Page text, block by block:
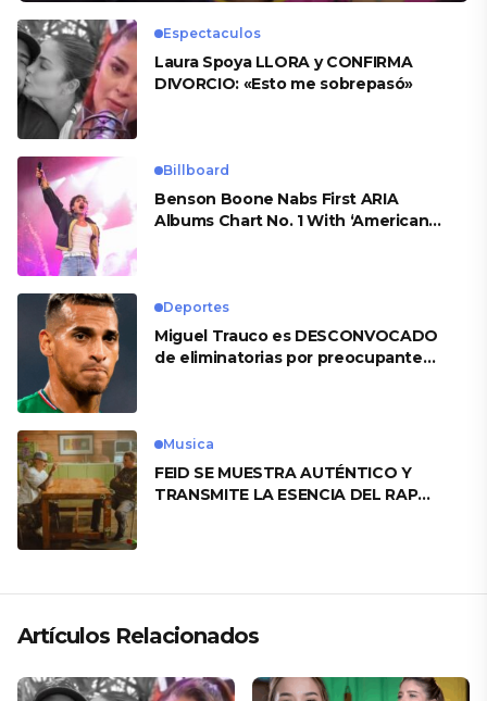
Espectaculos
Laura Spoya LLORA y CONFIRMA
DIVORCIO: «Esto me sobrepasó»
Billboard
Benson Boone Nabs First ARIA
Albums Chart No. 1 With ‘American
Deportes
Miguel Trauco es DESCONVOCADO
de eliminatorias por preocupante
Musica
FEID SE MUESTRA AUTÉNTICO Y
TRANSMITE LA ESENCIA DEL RAP
Artículos Relacionados